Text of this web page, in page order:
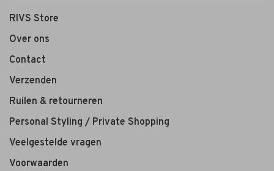
RIVS Store
Over ons
Contact
Verzenden
Ruilen & retourneren
Personal Styling / Private Shopping
Veelgestelde vragen
Voorwaarden